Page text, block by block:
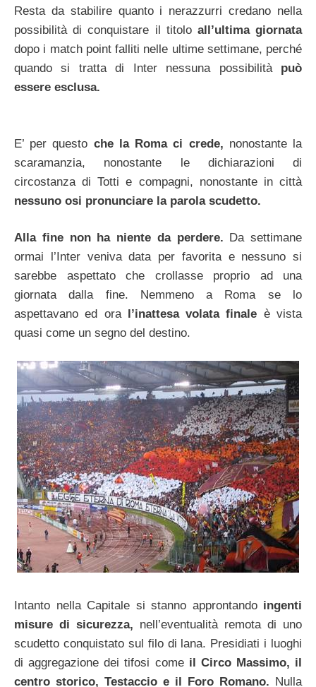
Resta da stabilire quanto i nerazzurri credano nella
possibilità di conquistare il titolo all’ultima giornata
dopo i match point falliti nelle ultime settimane, perché
quando si tratta di Inter nessuna possibilitàpuò
essere esclusa.
E’ per questo che la Roma ci crede, nonostante la
scaramanzia, nonostante le dichiarazioni di
circostanza di Totti e compagni, nonostante in città
nessuno osi pronunciare la parola scudetto.
Alla fine non ha niente da perdere. Da settimane
ormai l’Inter veniva data per favorita e nessuno si
sarebbe aspettato che crollasse proprio ad una
giornata dalla fine. Nemmeno a Roma se lo
aspettavano ed ora l’inattesa volata finale è vista
quasi come un segno del destino.
Intanto nella Capitale si stanno approntando ingenti
misure di sicurezza, nell’eventualità remota di uno
scudetto conquistato sul filo di lana. Presidiati i luoghi
di aggregazione dei tifosi come il Circo Massimo, il
centro storico, Testaccio e il Foro Romano. Nulla